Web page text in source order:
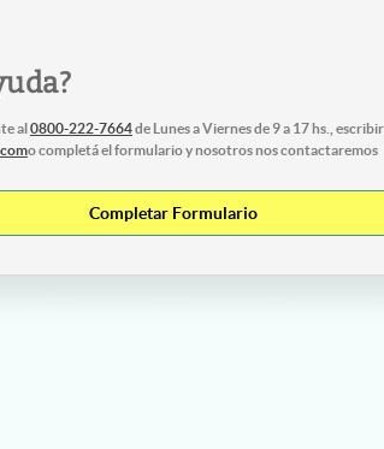
al0800-222-7664de Lunes a Viernes de 9 a 17 hs.,
o completá el formulario y nosotros nos contactaremos
Completar Formulario